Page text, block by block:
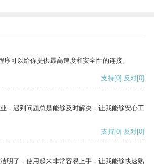
可以给你提供最高速度和安全性的连接。
支持[0] 反对[0]
，遇到问题总是能够及时解决，让我能够安心工
支持[0] 反对[0]
明了，使用起来非常容易上手，让我能够快速熟